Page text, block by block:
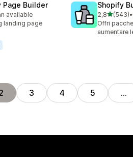
Page Builder
available
landing page
Shopify
2,8stelle su
(543)
543 •
Offri
aumentare
3 4 5 …